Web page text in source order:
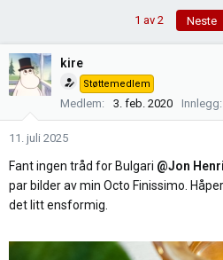
a
r
t
e
t
1 av 2 Neste
kire
Støttemedlem
Medlem 3. feb. 2020 Innlegg
11. juli 2025
Fant ingen tråd for Bulgari @Jon
par bilder av min Octo Finissimo.
det litt ensformig.